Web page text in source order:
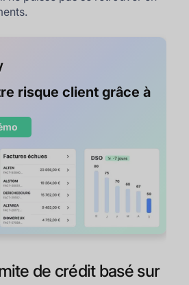
risque client grâce à
de crédit basé sur